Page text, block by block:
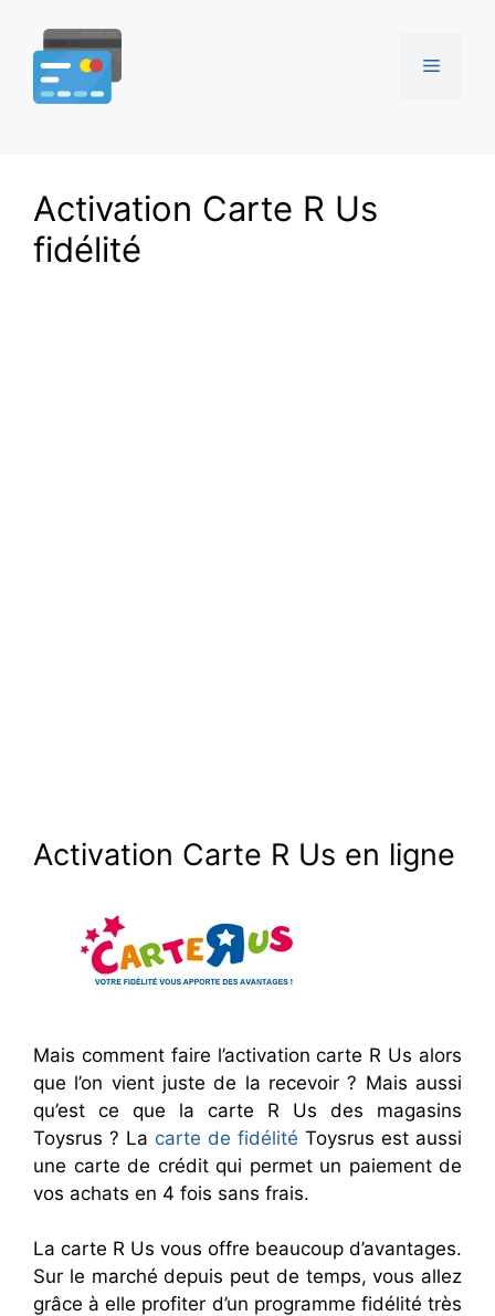
contenu
Menu
Activation Carte R Us
fidélité
Activation Carte R Us en ligne
Mais comment faire l’activation carte R Us alors
que l’on vient juste de la recevoir ? Mais aussi
qu’est ce que la carte R Us des magasins
Toysrus ? La carte de fidélité Toysrus est aussi
une carte de crédit qui permet un paiement de
vos achats en 4 fois sans frais.
La carte R Us vous offre beaucoup d’avantages.
Sur le marché depuis peut de temps, vous allez
grâce à elle profiter d’un programme fidélité très